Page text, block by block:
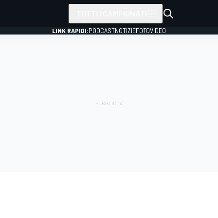
LINK RAPIDI:PODCASTNOTIZIEFOTOVIDEO